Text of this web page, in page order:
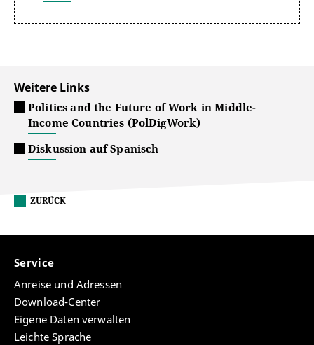
Weitere Links
Politics and the Future of Work in Middle-
Income Countries (PolDigWork)
Diskussion auf Spanisch
ZURÜCK
Service
Anreise und Adressen
Download-Center
Eigene Daten verwalten
Leichte Sprache